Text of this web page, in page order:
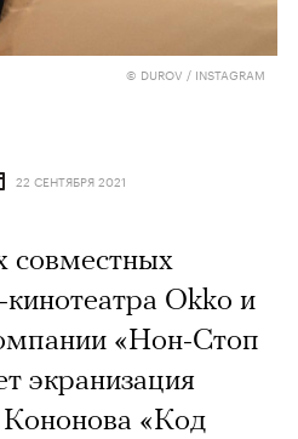
© DUROV / INSTAGRAM
22 СЕНТЯБРЯ 2021
совместных
Okko и
«Нон-Стоп
экранизация
«Код